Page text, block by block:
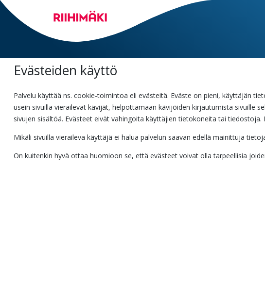
Siirry
päänäkymään
Evästeiden käyttö
Palvelu käyttää ns. cookie-toimintoa eli evästeitä. Eväste on pieni, käyttäjän
usein sivuilla vierailevat kävijät, helpottamaan kävijöiden kirjautumista sivuille
sivujen sisältöä. Evästeet eivät vahingoita käyttäjien tietokoneita tai
Mikäli sivuilla vieraileva käyttäjä ei halua palvelun saavan edellä mainittuja
On kuitenkin hyvä ottaa huomioon se, että evästeet voivat olla tarpeellisia